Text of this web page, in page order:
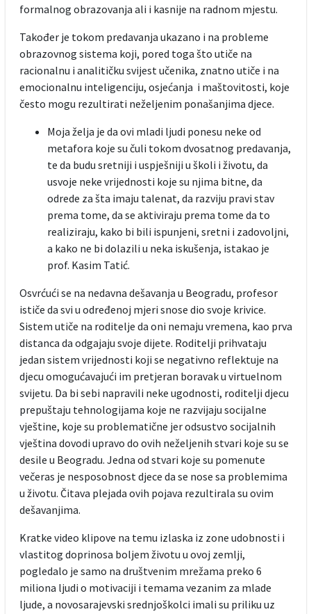
formalnog obrazovanja ali i kasnije na radnom mjestu.
Također je tokom predavanja ukazano i na probleme
obrazovnog sistema koji, pored toga što utiče na
racionalnu i analitičku svijest učenika, znatno utiče i na
emocionalnu inteligenciju, osjećanja i maštovitosti, koje
često mogu rezultirati neželjenim ponašanjima djece.
Moja želja je da ovi mladi ljudi ponesu neke od
metafora koje su čuli tokom dvosatnog predavanja,
te da budu sretniji i uspješniji u školi i životu, da
usvoje neke vrijednosti koje su njima bitne, da
odrede za šta imaju talenat, da razviju pravi stav
prema tome, da se aktiviraju prema tome da to
realiziraju, kako bi bili ispunjeni, sretni i zadovoljni,
a kako ne bi dolazili u neka iskušenja, istakao je
prof. Kasim Tatić.
Osvrćući se na nedavna dešavanja u Beogradu, profesor
ističe da svi u određenoj mjeri snose dio svoje krivice.
Sistem utiče na roditelje da oni nemaju vremena, kao prva
distanca da odgajaju svoje dijete. Roditelji prihvataju
jedan sistem vrijednosti koji se negativno reflektuje na
djecu omogućavajući im pretjeran boravak u virtuelnom
svijetu. Da bi sebi napravili neke ugodnosti, roditelji djecu
prepuštaju tehnologijama koje ne razvijaju socijalne
vještine, koje su problematične jer odsustvo socijalnih
vještina dovodi upravo do ovih neželjenih stvari koje su se
desile u Beogradu. Jedna od stvari koje su pomenute
večeras je nesposobnost djece da se nose sa problemima
u životu. Čitava plejada ovih pojava rezultirala su ovim
dešavanjima.
Kratke video klipove na temu izlaska iz zone udobnosti i
vlastitog doprinosa boljem životu u ovoj zemlji,
pogledalo je samo na društvenim mrežama preko 6
miliona ljudi o motivaciji i temama vezanim za mlade
ljude, a novosarajevski srednjoškolci imali su priliku uz